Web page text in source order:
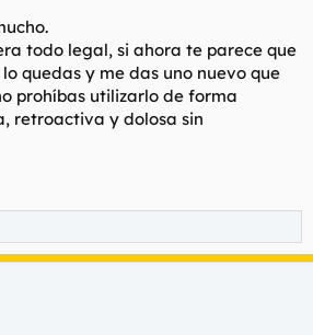
todo legal, si ahora te parece que
quedas y me das uno nuevo que
prohíbas utilizarlo de forma
retroactiva y dolosa sin